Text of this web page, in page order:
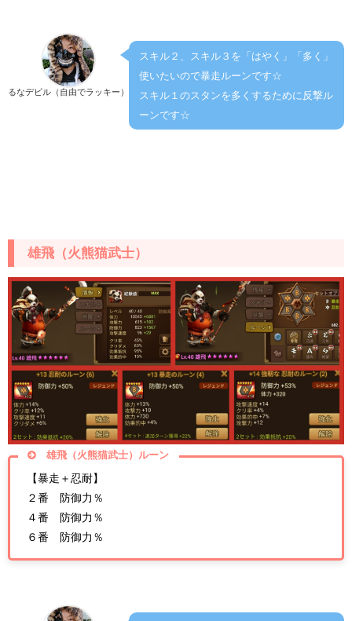
るなデビル（自由でラッキー）
スキル２、スキル３を「はやく」「多く」
使いたいので暴走ルーンです☆
スキル１のスタンを多くするために反撃ル
ーンです☆
雄飛（火熊猫武士）
雄飛（火熊猫武士）ルーン
【暴走＋忍耐】
２番 防御力％
４番 防御力％
６番 防御力％